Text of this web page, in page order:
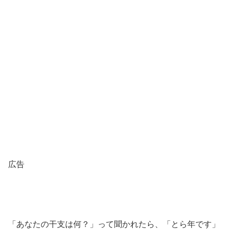
広告
「あなたの干支は何？」って聞かれたら、「とら年です」